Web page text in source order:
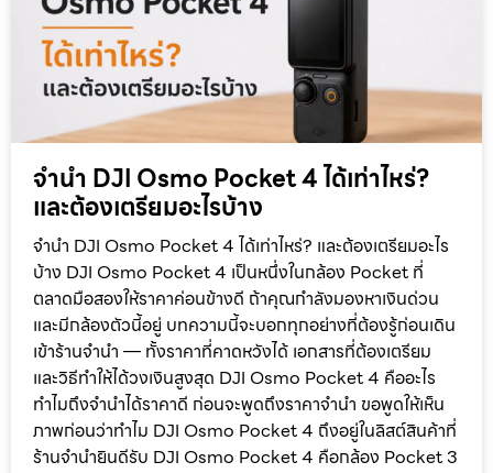
จำนำ DJI Osmo Pocket 4 ได้เท่าไหร่?
และต้องเตรียมอะไรบ้าง
จำนำ DJI Osmo Pocket 4 ได้เท่าไหร่? และต้องเตรียมอะไร
บ้าง DJI Osmo Pocket 4 เป็นหนึ่งในกล้อง Pocket ที่
ตลาดมือสองให้ราคาค่อนข้างดี ถ้าคุณกำลังมองหาเงินด่วน
และมีกล้องตัวนี้อยู่ บทความนี้จะบอกทุกอย่างที่ต้องรู้ก่อนเดิน
เข้าร้านจำนำ — ทั้งราคาที่คาดหวังได้ เอกสารที่ต้องเตรียม
และวิธีทำให้ได้วงเงินสูงสุด DJI Osmo Pocket 4 คืออะไร
ทำไมถึงจำนำได้ราคาดี ก่อนจะพูดถึงราคาจำนำ ขอพูดให้เห็น
ภาพก่อนว่าทำไม DJI Osmo Pocket 4 ถึงอยู่ในลิสต์สินค้าที่
ร้านจำนำยินดีรับ DJI Osmo Pocket 4 คือกล้อง Pocket 3